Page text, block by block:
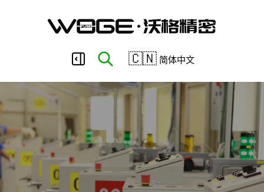
莞
市
沃
🇨🇳 简体中文